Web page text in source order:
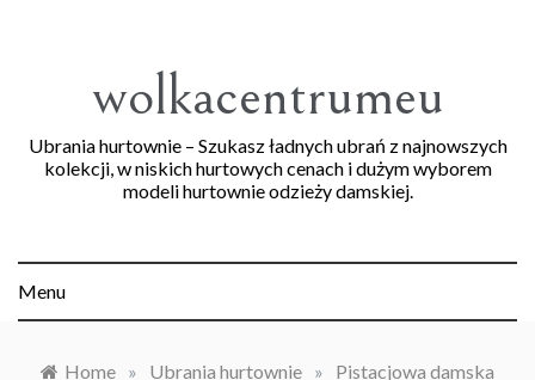
wolkacentrumeu
Ubrania hurtownie – Szukasz ładnych ubrań z najnowszych
kolekcji, w niskich hurtowych cenach i dużym wyborem
modeli hurtownie odzieży damskiej.
Menu
Home » Ubrania hurtownie »
Pistacjowa damska